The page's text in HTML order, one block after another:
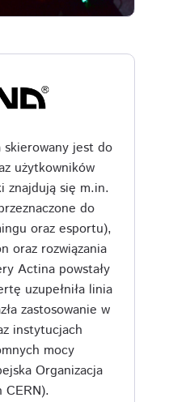
jest do
użytkowników
znajdują się m.in.
do
oraz esportu),
oraz rozwiązania
Actina powstały
uzupełniła linia
zastosowanie w
instytucjach
mocy
Organizacja
CERN).